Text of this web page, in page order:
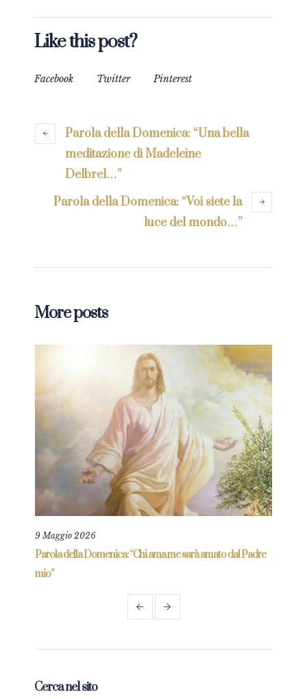
Like this post?
Facebook Twitter Pinterest
Parola della Domenica: “Una bella
meditazione di Madeleine
Delbrel…”
Parola della Domenica: “Voi siete la
luce del mondo…”
More posts
9 Maggio 2026
Parola della Domenica: “Chi ama me sarà amato dal Padre
mio”
Cerca nel sito